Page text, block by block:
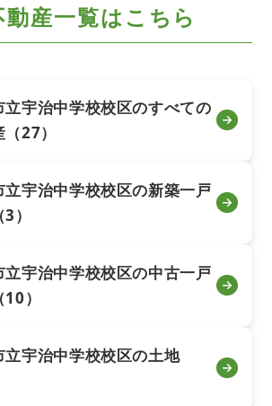
産一覧はこちら
立宇治中学校校区のすべての
27）
立宇治中学校校区の新築一戸
）
立宇治中学校校区の中古一戸
）
立宇治中学校校区の土地